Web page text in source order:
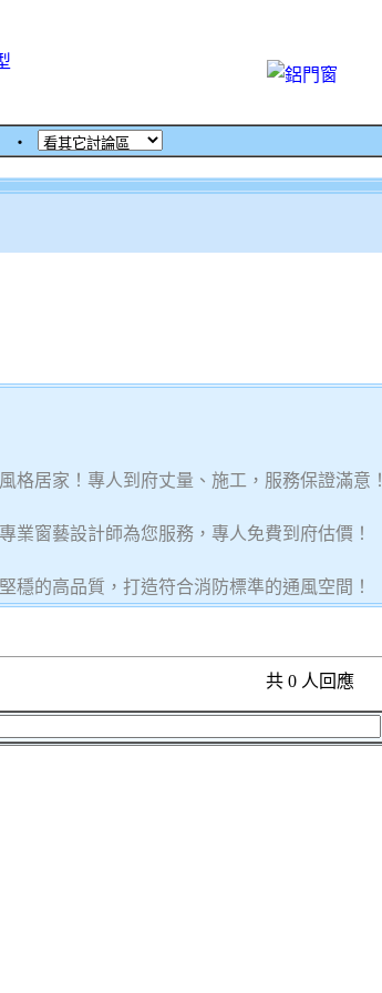
‧
格居家！專人到府丈量、施工，服務保證滿意！
業窗藝設計師為您服務，專人免費到府估價！
穩的高品質，打造符合消防標準的通風空間！
共 0 人回應